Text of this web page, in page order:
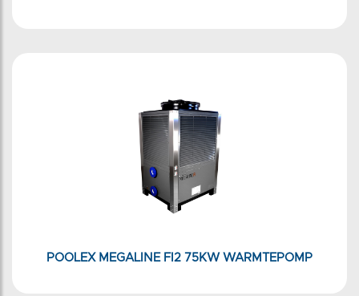
POOLEX MEGALINE FI2 75KW WARMTEPOMP